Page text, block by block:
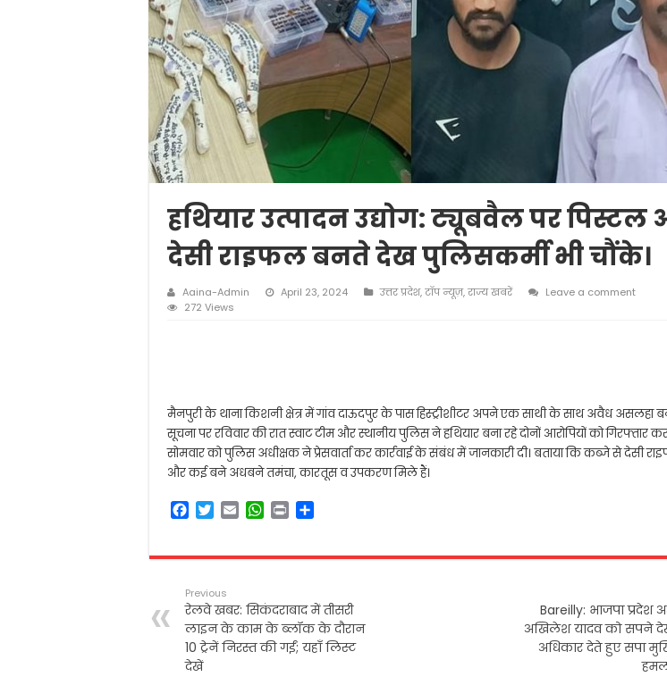
हथियार उत्पादन उद्योग: ट्यूबवैल पर पिस्टल
देसी राइफल बनते देख पुलिसकर्मी भी चौंके।
Aaina-Admin April 23, 2024 उत्तर प्रदेश,टॉप न्यूज़,राज्य खबरें
Leave a comment
272 Views
मैनपुरी के थाना किशनी क्षेत्र में गांव दाऊदपुर के पास हिस्ट्रीशीटर अपने एक साथी के साथ अवैध असलहा
सूचना पर रविवार की रात स्वाट टीम और स्थानीय पुलिस ने हथियार बना रहे दोनों आरोपियों को गिरफ्तार
सोमवार को पुलिस अधीक्षक ने प्रेसवार्ता कर कार्रवाई के संबंध में जानकारी दी। बताया कि कब्जे से देसी
और कई बने अधबने तमंचा, कारतूस व उपकरण मिले हैं।
F
e
o
o
k
T
t
e
r
E
i
W
t
A
p
p
P
n
r
Previous
रेलवे खबर: सिकंदराबाद में तीसरी
लाइन के काम के ब्लॉक के दौरान
10 ट्रेनें निरस्त की गईं; यहाँ लिस्ट
देखें
Bareilly: भाजपा प्रदेश
अखिलेश यादव को सपने
अधिकार देते हुए सपा